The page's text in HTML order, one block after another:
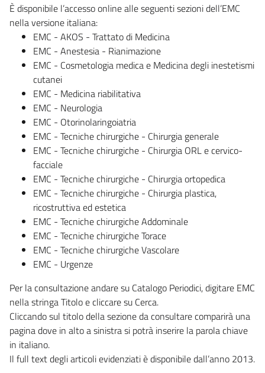
È disponibile l’accesso online alle seguenti sezioni dell’EMC
nella versione italiana:
EMC - AKOS - Trattato di Medicina
EMC - Anestesia - Rianimazione
EMC - Cosmetologia medica e Medicina degli inestetismi
cutanei
EMC - Medicina riabilitativa
EMC - Neurologia
EMC - Otorinolaringoiatria
EMC - Tecniche chirurgiche - Chirurgia generale
EMC - Tecniche chirurgiche - Chirurgia ORL e cervico-
facciale
EMC - Tecniche chirurgiche - Chirurgia ortopedica
EMC - Tecniche chirurgiche - Chirurgia plastica,
ricostruttiva ed estetica
EMC - Tecniche chirurgiche Addominale
EMC - Tecniche chirurgiche Torace
EMC - Tecniche chirurgiche Vascolare
EMC - Urgenze
Per la consultazione andare su Catalogo Periodici, digitare EMC
nella stringa Titolo e cliccare su Cerca.
Cliccando sul titolo della sezione da consultare comparirà una
pagina dove in alto a sinistra si potrà inserire la parola chiave
in italiano.
Il full text degli articoli evidenziati è disponibile dall’anno 2013.